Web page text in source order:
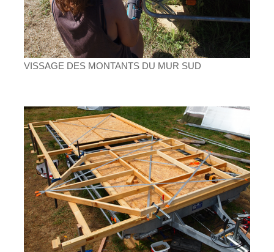
VISSAGE DES MONTANTS DU MUR SUD